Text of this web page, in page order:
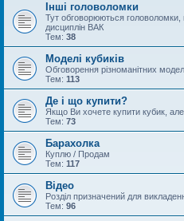
Інші головоломки
Тут обговорюються головоломки,
дисциплін ВАК
Тем: 38
Моделі кубиків
Обговорення різноманітних
Тем: 113
Де і що купити?
Якщо Ви хочете купити кубик,
Тем: 73
Барахолка
Куплю / Продам
Тем: 117
Відео
Розділ призначений для
Тем: 96